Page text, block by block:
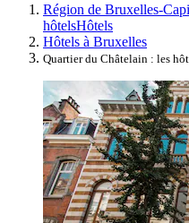
Région de Bruxelles-
hôtelsHôtels
Hôtels à Bruxelles
Quartier du Châtelain : les